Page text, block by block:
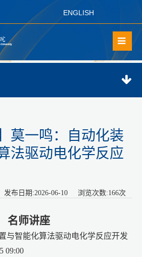
ENGLISH
莫一鸣：自动化装
法驱动电化学反应
发布日期:2026-06-10 浏览次数:166次
名师讲座
与智能化算法驱动电化学反应开发
09:00